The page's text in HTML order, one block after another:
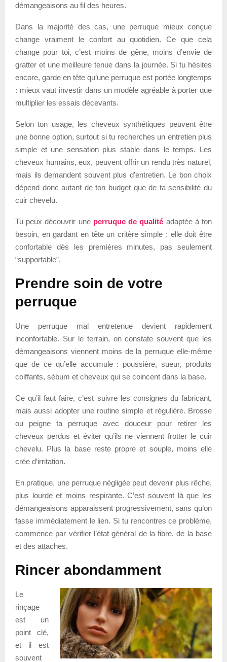
démangeaisons au fil des heures.
Dans la majorité des cas, une perruque mieux conçue
change vraiment le confort au quotidien. Ce que cela
change pour toi, c’est moins de gêne, moins d’envie de
gratter et une meilleure tenue dans la journée. Si tu hésites
encore, garde en tête qu’une perruque est portée longtemps
: mieux vaut investir dans un modèle agréable à porter que
multiplier les essais décevants.
Selon ton usage, les cheveux synthétiques peuvent être
une bonne option, surtout si tu recherches un entretien plus
simple et une sensation plus stable dans le temps. Les
cheveux humains, eux, peuvent offrir un rendu très naturel,
mais ils demandent souvent plus d’entretien. Le bon choix
dépend donc autant de ton budget que de ta sensibilité du
cuir chevelu.
Tu peux découvrir une perruque de qualité adaptée à ton
besoin, en gardant en tête un critère simple : elle doit être
confortable dès les premières minutes, pas seulement
“supportable”.
Prendre soin de votre
perruque
Une perruque mal entretenue devient rapidement
inconfortable. Sur le terrain, on constate souvent que les
démangeaisons viennent moins de la perruque elle-même
que de ce qu’elle accumule : poussière, sueur, produits
coiffants, sébum et cheveux qui se coincent dans la base.
Ce qu’il faut faire, c’est suivre les consignes du fabricant,
mais aussi adopter une routine simple et régulière. Brosse
ou peigne ta perruque avec douceur pour retirer les
cheveux perdus et éviter qu’ils ne viennent frotter le cuir
chevelu. Plus la base reste propre et souple, moins elle
crée d’irritation.
En pratique, une perruque négligée peut devenir plus rêche,
plus lourde et moins respirante. C’est souvent là que les
démangeaisons apparaissent progressivement, sans qu’on
fasse immédiatement le lien. Si tu rencontres ce problème,
commence par vérifier l’état général de la fibre, de la base
et des attaches.
Rincer abondamment
Le
rinçage
est un
point clé,
et il est
souvent